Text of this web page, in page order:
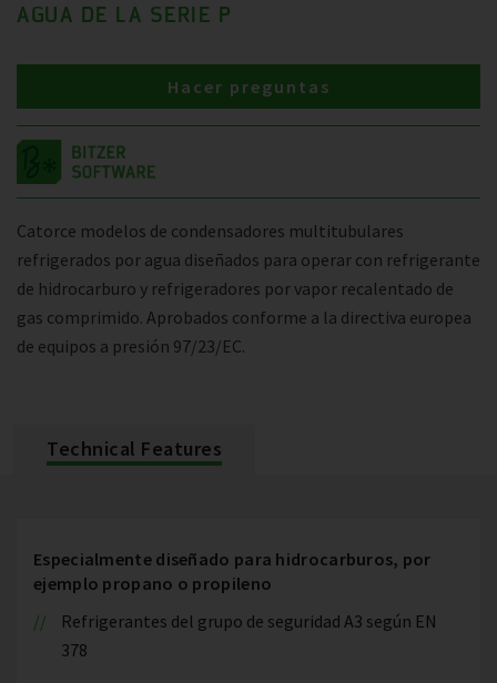
AGUA DE LA SERIE P
Catorce modelos de condensadores multitubulares
refrigerados por agua diseñados para operar con refrigerante
de hidrocarburo y refrigeradores por vapor recalentado de
gas comprimido. Aprobados conforme a la directiva europea
de equipos a presión 97/23/EC.
Hacer preguntas
Technical Features
Especialmente diseñado para hidrocarburos, por
ejemplo propano o propileno
Refrigerantes del grupo de seguridad A3 según EN
378